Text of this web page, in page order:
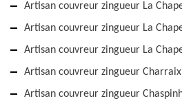
Artisan couvreur zingueur La
Artisan couvreur zingueur La
Artisan couvreur zingueur La
Artisan couvreur zingueur
Artisan couvreur zingueur